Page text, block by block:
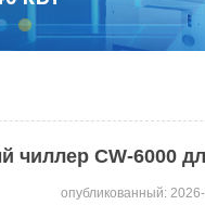
CW-6000
опубликованный: